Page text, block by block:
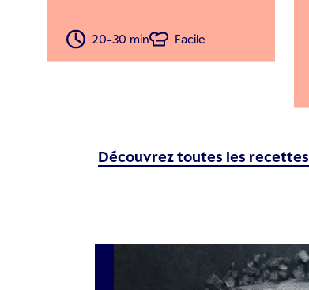
20-30 min Facile
Découvrez toutes les recettes